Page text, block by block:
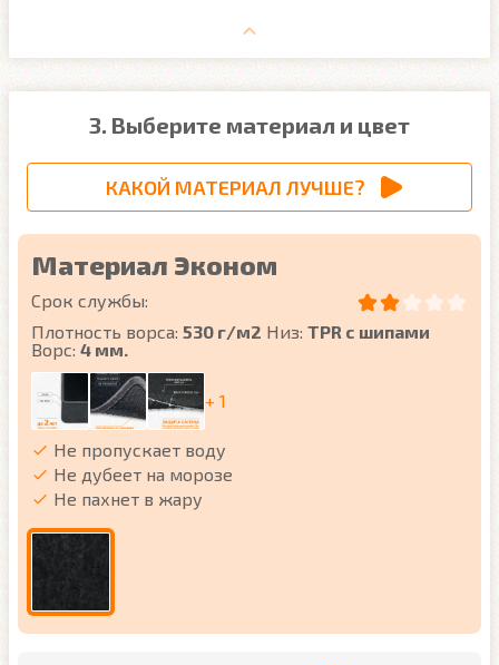
3. Выберите материал и цвет
КАКОЙ МАТЕРИАЛ ЛУЧШЕ?
Материал Эконом
Срок службы:
Плотность ворса: 530 г/м2 Низ: TPR с шипами
Ворс: 4 мм.
+ 1
Не пропускает воду
Не дубеет на морозе
Не пахнет в жару